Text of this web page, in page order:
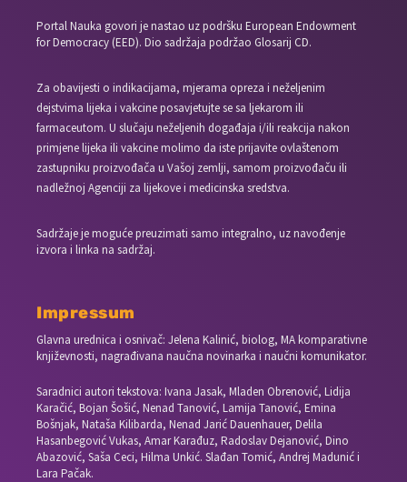
Portal Nauka govori je nastao uz podršku European Endowment
for Democracy (EED). Dio sadržaja podržao Glosarij CD.
Za obavijesti o indikacijama, mjerama opreza i neželjenim
dejstvima lijeka i vakcine posavjetujte se sa ljekarom ili
farmaceutom. U slučaju neželjenih događaja i/ili reakcija nakon
primjene lijeka ili vakcine molimo da iste prijavite ovlaštenom
zastupniku proizvođača u Vašoj zemlji, samom proizvođaču ili
nadležnoj Agenciji za lijekove i medicinska sredstva.
Sadržaje je moguće preuzimati samo integralno, uz navođenje
izvora i linka na sadržaj.
Impressum
Glavna urednica i osnivač: Jelena Kalinić, biolog, MA komparativne
književnosti, nagrađivana naučna novinarka i naučni komunikator.
Saradnici autori tekstova: Ivana Jasak, Mladen Obrenović, Lidija
Karačić, Bojan Šošić, Nenad Tanović, Lamija Tanović, Emina
Bošnjak, Nataša Kilibarda, Nenad Jarić Dauenhauer, Delila
Hasanbegović Vukas, Amar Karađuz, Radoslav Dejanović, Dino
Abazović, Saša Ceci, Hilma Unkić. Slađan Tomić, Andrej Madunić i
Lara Pačak.